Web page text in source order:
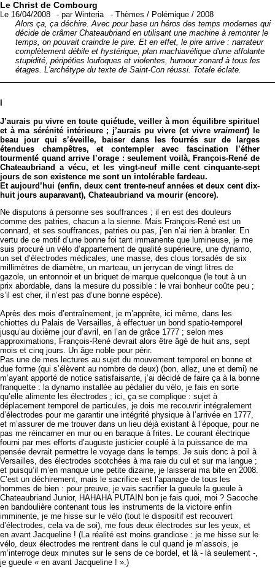
Le Christ de Combourg
Le 16/04/2008 -parWinteria - Thèmes / Polémique/ 2008
Alors ça, ça déchire. Avec pour base un héros des temps modernes qui
décide de crâmer Chateaubriand en utilisant une machine à remonter le
temps, on pouvait craindre le pire. Et en effet, le pire arrive : narrateur
complètement débile et hystérique, plan machiavélique d'une affolante
stupidité, péripéties loufoques et violentes, humour zonard à tous les
étages. L'archétype du texte de Saint-Con réussi. Totale éclate.
J’aurais pu vivre en toute quiétude, veiller à mon équilibre spirituel
et à ma sérénité intérieure ; j’aurais pu vivre (et vivrevraiment) le
beau jour qui s’éveille, baiser dans les fourrés sur de larges
étendues champêtres, et contempler avec fascination l’éther
tourmenté quand arrive l’orage : seulement voilà, François-René de
Chateaubriand a vécu, et les vingt-neuf mille cent cinquante-sept
jours de son existence me sont un intolérable fardeau.
Et aujourd’hui (enfin, deux cent trente-neuf années et deux cent dix-
huit jours auparavant), Chateaubriand va mourir (encore).
Ne disputons à personne ses souffrances ; il en est des douleurs
comme des patries, chacun a la sienne. Mais François-René est un
connard, et ses souffrances, patries ou pas, j’en n’ai rien à branler. En
vertu de ce motif d’une bonne foi tant immanente que lumineuse, je me
suis procuré un vélo d’appartement de qualité supérieure, une dynamo,
un set d’électrodes médicales, une masse, des clous torsadés de six
millimètres de diamètre, un marteau, un jerrycan de vingt litres de
gazole, un entonnoir et un briquet de marque quelconque (le tout à un
prix abordable, dans la mesure du possible : le vrai bonheur coûte peu ;
s’il est cher, il n’est pas d’une bonne espèce).
Après des mois d’entraînement, je m’apprête, ici même, dans les
chiottes du Palais de Versailles, à effectuer un bond spatio-temporel
jusqu’au dixième jour d’avril, en l’an de grâce 1777 ; selon mes
approximations, François-René devrait alors être âgé de huit ans, sept
mois et cinq jours. Un âge noble pour périr.
Pas une de mes lectures au sujet du mouvement temporel en bonne et
due forme (qui s’élèvent au nombre de deux) (bon, allez, une et demi) ne
m’ayant apporté de notice satisfaisante, j’ai décidé de faire ça à la bonne
franquette : la dynamo installée au pédalier du vélo, je fais en sorte
qu’elle alimente les électrodes ; ici, ça se complique : sujet à
déplacement temporel de particules, je dois me recouvrir intégralement
d’électrodes pour me garantir une intégrité physique à l’arrivée en 1777,
et m’assurer de me trouver dans un lieu déjà existant à l’époque, pour ne
pas me réincarner en mur ou en baraque à frites. Le courant électrique
fourni par mes efforts d’auguste justicier couplé à la puissance de ma
pensée devrait permettre le voyage dans le temps. Je suis donc à poil à
Versailles, des électrodes scotchées à ma raie du cul et sur ma langue ;
et puisqu’il m’en manque une petite dizaine, je laisserai ma bite en 2008.
C’est un déchirement, mais le sacrifice est l’apanage de tous les
hommes de bien : pour preuve, je vais sacrifier la gueule la gueule à
Chateaubriand Junior, HAHAHA PUTAIN bon je fais quoi, moi ? Sacoche
en bandoulière contenant tous les instruments de la victoire enfin
imminente, je me hisse sur le vélo (tout le dispositif est recouvert
d’électrodes, cela va de soi), me fous deux électrodes sur les yeux, et
en avant Jacqueline ! (La réalité est moins grandiose : je me hisse sur le
vélo, deux électrodes me rentrent dans le cul quand je m’assois, je
m’interroge deux minutes sur le sens de ce bordel, et là - là seulement -,
je gueule « en avant Jacqueline ! ».)